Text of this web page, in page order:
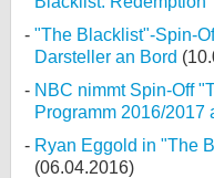
"The Blacklist"-Spin-
Darsteller an Bord
NBC nimmt Spin-Off
Programm 2016/2017
Ryan Eggold in "The
(06.04.2016)